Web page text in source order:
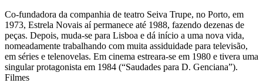
Co-fundadora da companhia de teatro Seiva Trupe, no Porto, em
1973, Estrela Novais aí permanece até 1988, fazendo dezenas de
peças. Depois, muda-se para Lisboa e dá início a uma nova vida,
nomeadamente trabalhando com muita assiduidade para televisão,
em séries e telenovelas. Em cinema estreara-se em 1980 e tivera uma
singular protagonista em 1984 (“Saudades para D. Genciana”).
Filmes